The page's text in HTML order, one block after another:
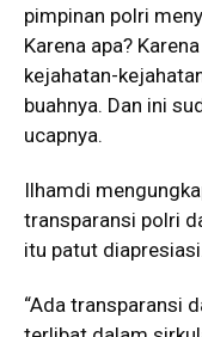
pimpinan polri
Karena apa?
kejahatan-
buahnya. Dan ini
ucapnya.
Ilhamdi
transparansi polri
itu patut
“Ada transparansi